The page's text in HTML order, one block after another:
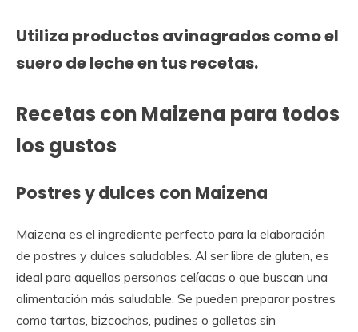
Utiliza productos avinagrados como el
suero de leche en tus recetas.
Recetas con Maizena para todos
los gustos
Postres y dulces con Maizena
Maizena es el ingrediente perfecto para la elaboración
de postres y dulces saludables. Al ser libre de gluten, es
ideal para aquellas personas celíacas o que buscan una
alimentación más saludable. Se pueden preparar postres
como tartas, bizcochos, pudines o galletas sin